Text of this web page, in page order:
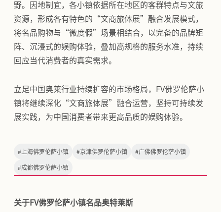
野。因地制宜，各小镇依据所在地区的客群特点与文旅
资源，形成各有特色的“文商旅体展”融合发展模式，
将名品购物与“微度假”场景相结合，以完备的品牌矩
阵、沉浸式的娱购体验，叠加高规格的服务水准，持续
回应当代消费者的真实需求。
立足中国奥莱行业持续扩容的市场格局，FV佛罗伦萨小
镇将继续深化“文商旅体展”融合运营，坚持可持续发
展实践，为中国消费者带来更高品质的娱购体验。
# 上海佛罗伦萨小镇 #京津佛罗伦萨小镇 #广佛佛罗伦萨小镇
#成都佛罗伦萨小镇
关于FV佛罗伦萨小镇名品奥特莱斯